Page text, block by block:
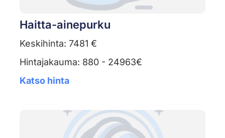
Haitta-ainepurku
Keskihinta: 7481 €
Hintajakauma: 880 - 24963€
Katso hinta